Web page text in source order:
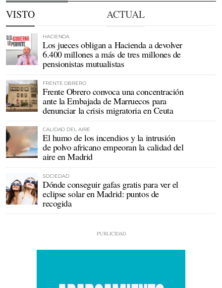
VISTO ACTUAL
HACIENDA
Los jueces obligan a Hacienda a devolver
6.400 millones a más de tres millones de
pensionistas mutualistas
FRENTE OBRERO
Frente Obrero convoca una concentración
ante la Embajada de Marruecos para
denunciar la crisis migratoria en Ceuta
CALIDAD DEL AIRE
El humo de los incendios y la intrusión
de polvo africano empeoran la calidad del
aire en Madrid
SOCIEDAD
Dónde conseguir gafas gratis para ver el
eclipse solar en Madrid: puntos de
recogida